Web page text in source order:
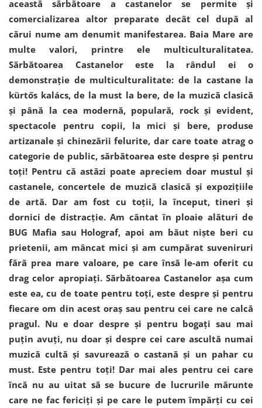
această sărbătoare a castanelor se permite și
comercializarea altor preparate decât cel după al
cărui nume am denumit manifestarea. Baia Mare are
multe valori, printre ele multiculturalitatea.
Sărbătoarea Castanelor este la rândul ei o
demonstrație de multiculturalitate: de la castane la
kürtős kalács, de la must la bere, de la muzică clasică
și până la cea modernă, populară, rock și evident,
spectacole pentru copii, la mici și bere, produse
artizanale și chinezării felurite, dar care toate atrag o
categorie de public, sărbătoarea este despre și pentru
toți! Pentru că astăzi poate apreciem doar mustul și
castanele, concertele de muzică clasică și expozițiile
de artă. Dar am fost cu toții, la început, tineri și
dornici de distracție. Am cântat în ploaie alături de
BUG Mafia sau Holograf, apoi am băut niște beri cu
prietenii, am mâncat mici și am cumpărat suveniruri
fără prea mare valoare, pe care însă le-am oferit cu
drag celor apropiați. Sărbătoarea Castanelor așa cum
este ea, cu de toate pentru toți, este despre și pentru
fiecare om din acest oraș sau pentru cei care ne calcă
pragul. Nu e doar despre și pentru bogați sau mai
puțin avuți, nu doar și despre cei care ascultă numai
muzică cultă și savurează o castană și un pahar cu
must. Este pentru toți! Dar mai ales pentru cei care
încă nu au uitat să se bucure de lucrurile mărunte
care ne fac fericiți și pe care le putem împărți cu cei